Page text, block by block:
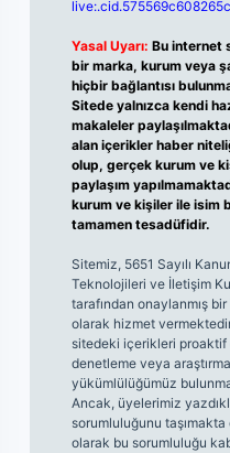
Yasal Uyarı: Bu internet
bir marka, kurum veya
hiçbir bağlantısı
Sitede yalnızca kendi
makaleler
alan içerikler haber
olup, gerçek kurum ve
paylaşım
kurum ve kişiler ile isim
tamamen tesadüfidir.
Sitemiz, 5651 Sayılı
Teknolojileri ve İletişim
tarafından onaylanmış bir
olarak hizmet
sitedeki içerikleri proaktif
denetleme veya araştırma
yükümlülüğümüz
Ancak, üyelerimiz
sorumluluğunu
olarak bu sorumluluğu